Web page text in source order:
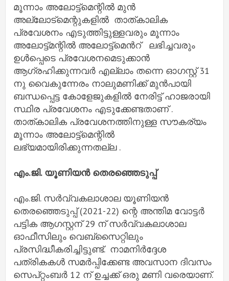
മൂന്നാം അലോട്ട്‌മെന്റിൽ മുൻ
അല്ലോട്മെന്റുകളിൽ താത്കാലിക
പ്രവേശനം എടുത്തിട്ടുള്ളവരും മൂന്നാം
അലോട്ട്മന്റിൽ അലോട്ട്മെൻറ് ലഭിച്ചവരും
ഉൾപ്പെടെ പ്രവേശനമെടുക്കാൻ
ആഗ്രഹിക്കുന്നവർ എല്ലാം തന്നെ ഓഗസ്റ്റ് 31
നു വൈകുന്നേരം നാലുമണിക്ക് മുൻപായി
ബന്ധപ്പെട്ട കോളേജുകളിൽ നേരിട്ട് ഹാജരായി
സ്ഥിര പ്രവേശനം എടുക്കേണ്ടതാണ് .
താത്കാലിക പ്രവേശനത്തിനുള്ള സൗകര്യം
മൂന്നാം അലോട്ട്മെന്റിൽ
ലഭ്യമായിരിക്കുന്നതല്ല .
എം.ജി. യൂണിയൻ തെരഞ്ഞെടുപ്പ്
എം.ജി. സർവ്വകലാശാല യൂണിയൻ
തെരഞ്ഞെടുപ്പ് (2021-22) ന്റെ അന്തിമ വോട്ടർ
പട്ടിക ആഗസ്റ്റന് 29 ന് സർവ്വകലാശാല
ഓഫീസിലും വെബ്‌സൈറ്റിലും
പ്രസിദ്ധീകരിച്ചിട്ടുണ്ട്. നാമനിർദ്ദേശ
പത്രികകൾ സമർപ്പിക്കേണ്ട അവസാന ദിവസം
സെപ്റ്റംബർ 12 ന് ഉച്ചക്ക് ഒരു മണി വരെയാണ്.